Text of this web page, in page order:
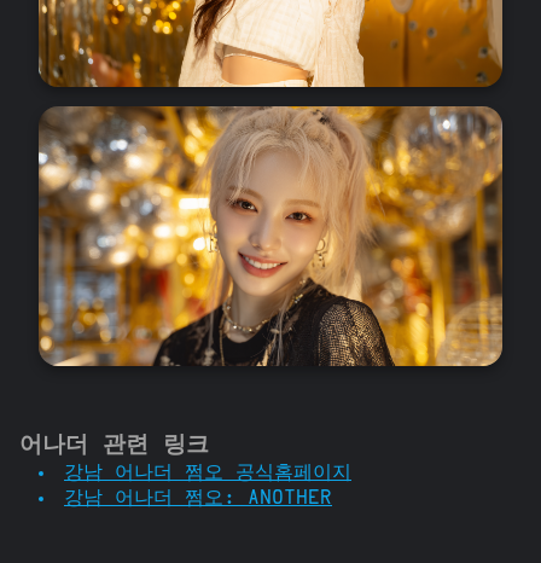
어나더 관련 링크
강남 어나더 쩜오 공식홈페이지
강남 어나더 쩜오: ANOTHER